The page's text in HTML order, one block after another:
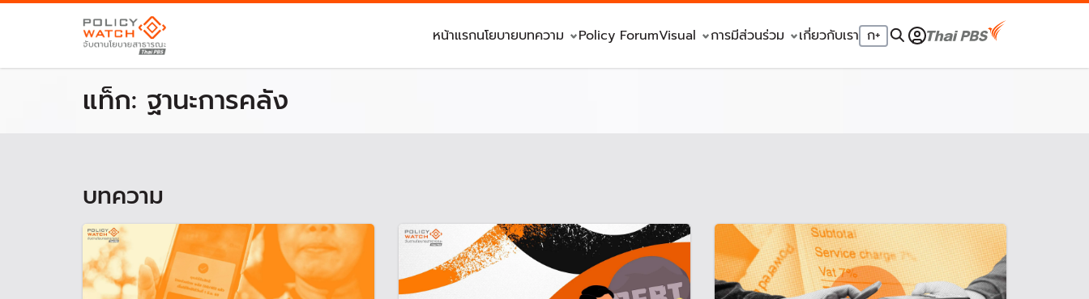
หน้าแรกนโยบายบทความ Policy ForumVisual การมีส่วนร่วม เกี่ยวกับเรา ก+
แท็ก: ฐานะการคลัง
บทความ